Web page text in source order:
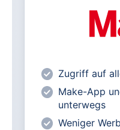
Alle heise-
heise online
lesen
Vorteilspreis
Abonnenten
Zugriff auf
Make-App
unterwegs
Weniger